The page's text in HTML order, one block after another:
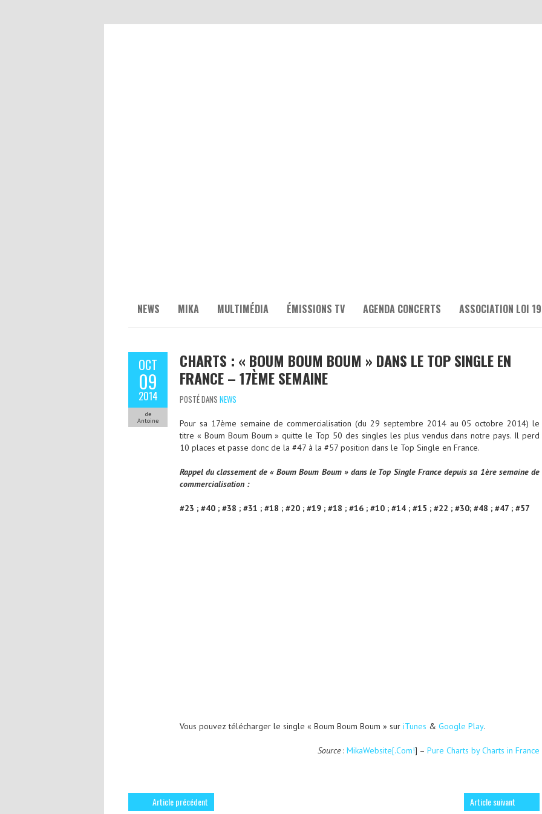
NEWS MIKA MULTIMÉDIA ÉMISSIONS TV AGENDA CONCERTS ASSOCIATION LOI
OCT
09
2014
de
Antoine
CHARTS : « BOUM BOUM BOUM » DANS LE TOP SINGLE EN
FRANCE – 17ÈME SEMAINE
POSTÉ DANS NEWS
Pour sa 17ème semaine de commercialisation (du 29 septembre 2014 au 05 octobre 2014) le
titre « Boum Boum Boum » quitte le Top 50 des singles les plus vendus dans notre pays. Il perd
10 places et passe donc de la #47 à la #57 position dans le Top Single en France.
Rappel du classement de « Boum Boum Boum » dans le Top Single France depuis sa 1ère semaine de
commercialisation :
#23 ; #40 ; #38 ; #31 ; #18 ; #20 ; #19 ; #18 ; #16 ; #10 ; #14 ; #15 ; #22 ; #30; #48 ; #47 ; #57
Vous pouvez télécharger le single « Boum Boum Boum » sur iTunes & Google Play.
Source: MikaWebsite[.Com!] – Pure Charts by Charts in France
Article précédent Article suivant